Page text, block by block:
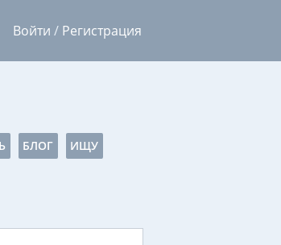
Войти / Регистрация
БЛОГ ИЩУ